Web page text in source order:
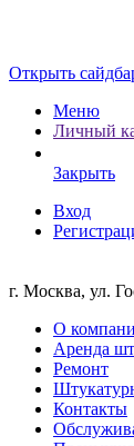
Открыть
Меню
Личный
Закрыть
Вход
г. Москва, ул.
О
Аренда
Ремонт
Контакты